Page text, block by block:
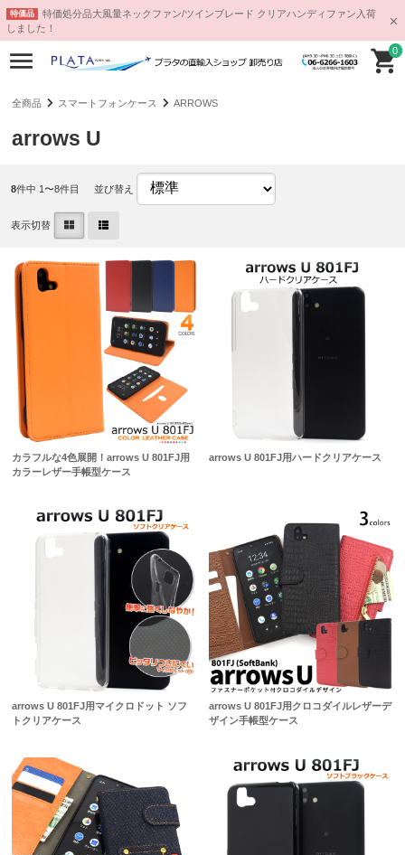
特価品
特価処分品大風量ネックファン/ツインブレード クリアハンディファン入荷
しました！
0
全商品 スマートフォンケース ARROWS
arrows U
8件中 1〜8件目 並び替え
表示切替
カラフルな4色展開！arrows U 801FJ用
カラーレザー手帳型ケース
arrows U 801FJ用ハードクリアケース
arrows U 801FJ用マイクロドット ソフ
トクリアケース
arrows U 801FJ用クロコダイルレザーデ
ザイン手帳型ケース